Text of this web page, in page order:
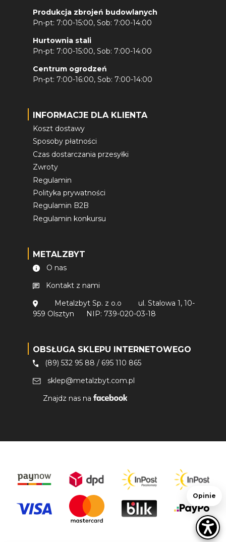
Produkcja zbrojeń budowlanych
Pn-pt: 7:00-15:00, Sob: 7:00-14:00
Hurtownia stali
Pn-pt: 7:00-15:00, Sob: 7:00-14:00
Centrum ogrodzeń
Pn-pt: 7:00-16:00, Sob: 7:00-14:00
INFORMACJE DLA KLIENTA
Koszt dostawy
Sposoby płatności
Czas dostarczania przesyłki
Zwroty
Regulamin
Polityka prywatności
Regulamin B2B
Regulamin konkursu
METALZBYT
O nas
Kontakt z nami
Metalzbyt Sp. z o.o
ul. Stalowa 1, 10-
959 Olsztyn
NIP: 739-020-03-18
OBSŁUGA SKLEPU INTERNETOWEGO
(89) 532 95 88 / 695 110 865
sklep@metalzbyt.com.pl
Znajdz nas na
Opinie